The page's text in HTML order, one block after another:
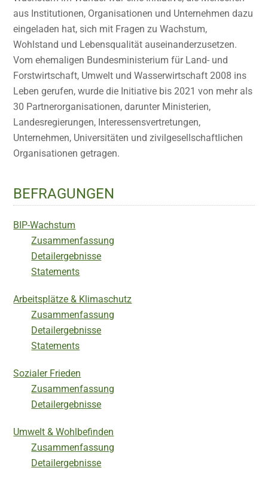
aus Institutionen, Organisationen und Unternehmen dazu
eingeladen hat, sich mit Fragen zu Wachstum,
Wohlstand und Lebensqualität auseinanderzusetzen.
Vom ehemaligen Bundesministerium für Land- und
Forstwirtschaft, Umwelt und Wasserwirtschaft 2008 ins
Leben gerufen, wurde die Initiative bis 2021 von mehr als
30 Partnerorganisationen, darunter Ministerien,
Landesregierungen, Interessensvertretungen,
Unternehmen, Universitäten und zivilgesellschaftlichen
Organisationen getragen.
BEFRAGUNGEN
BIP-Wachstum
Zusammenfassung
Detailergebnisse
Statements
Arbeitsplätze & Klimaschutz
Zusammenfassung
Detailergebnisse
Statements
Sozialer Frieden
Zusammenfassung
Detailergebnisse
Umwelt & Wohlbefinden
Zusammenfassung
Detailergebnisse